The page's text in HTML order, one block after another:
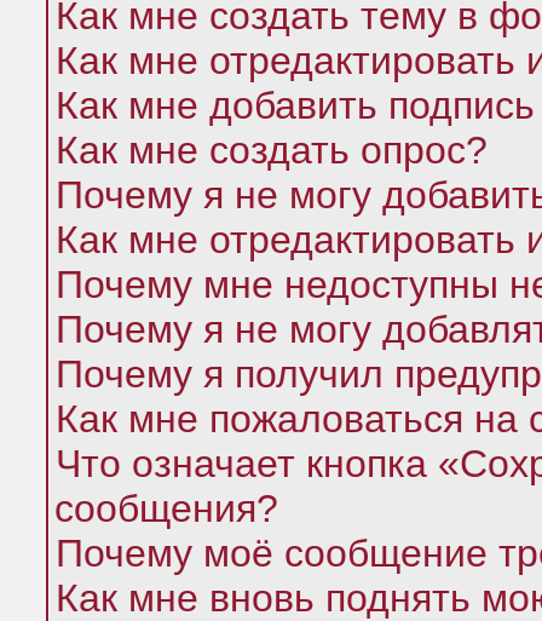
Как мне создать тему в
Как мне
Как мне добавить
Как мне создать опрос?
Почему я не могу
Как мне отредактировать
Почему мне недоступны
Почему я не могу
Почему я получил
Как мне пожаловаться
Что означает кнопка
сообщения?
Почему моё сообщение
Как мне вновь поднять